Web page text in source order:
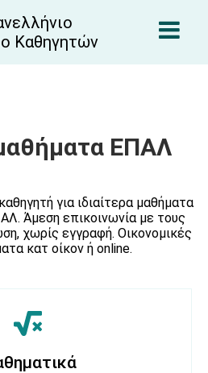
Καθηγητών
μαθήματα ΕΠΑΛ
για ιδιαίτερα μαθήματα
Άμεση επικοινωνία με τους
χωρίς εγγραφή. Οικονομικές
κατ οίκον ή online.